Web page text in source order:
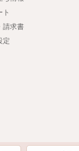
ト
請求書
定